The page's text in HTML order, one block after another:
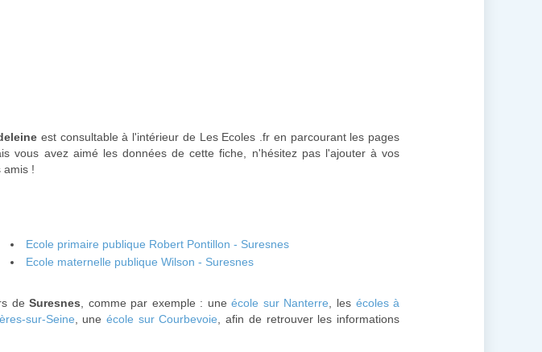
est consultable à l'intérieur de Les Ecoles .fr en parcourant les pages
vous avez aimé les données de cette fiche, n'hésitez pas l'ajouter à vos
amis !
Ecole primaire publique Robert Pontillon - Suresnes
Ecole maternelle publique Wilson - Suresnes
deSuresnes , comme par exemple : uneécole sur Nanterre , les écoles à
sur-Seine , une école sur Courbevoie , afin de retrouver les informations